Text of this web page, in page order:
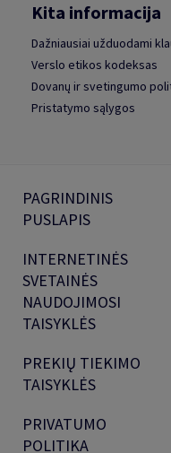
Kita informacija
Dažniausiai užduodami
Verslo etikos kodeksas
Dovanų ir svetingumo
Pristatymo sąlygos
PAGRINDINIS
PUSLAPIS
INTERNETINĖS
SVETAINĖS
NAUDOJIMOSI
TAISYKLĖS
PREKIŲ TIEKIMO
TAISYKLĖS
PRIVATUMO
POLITIKA